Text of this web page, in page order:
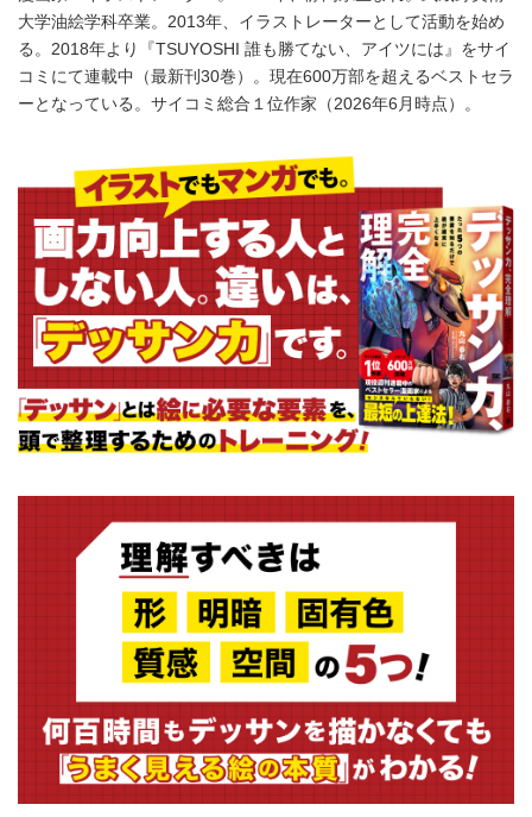
大学油絵学科卒業。2013年、イラストレーターとして活動を始め
る。2018年より『TSUYOSHI 誰も勝てない、アイツには』をサイ
コミにて連載中（最新刊30巻）。現在600万部を超えるベストセラ
ーとなっている。サイコミ総合１位作家（2026年6月時点）。